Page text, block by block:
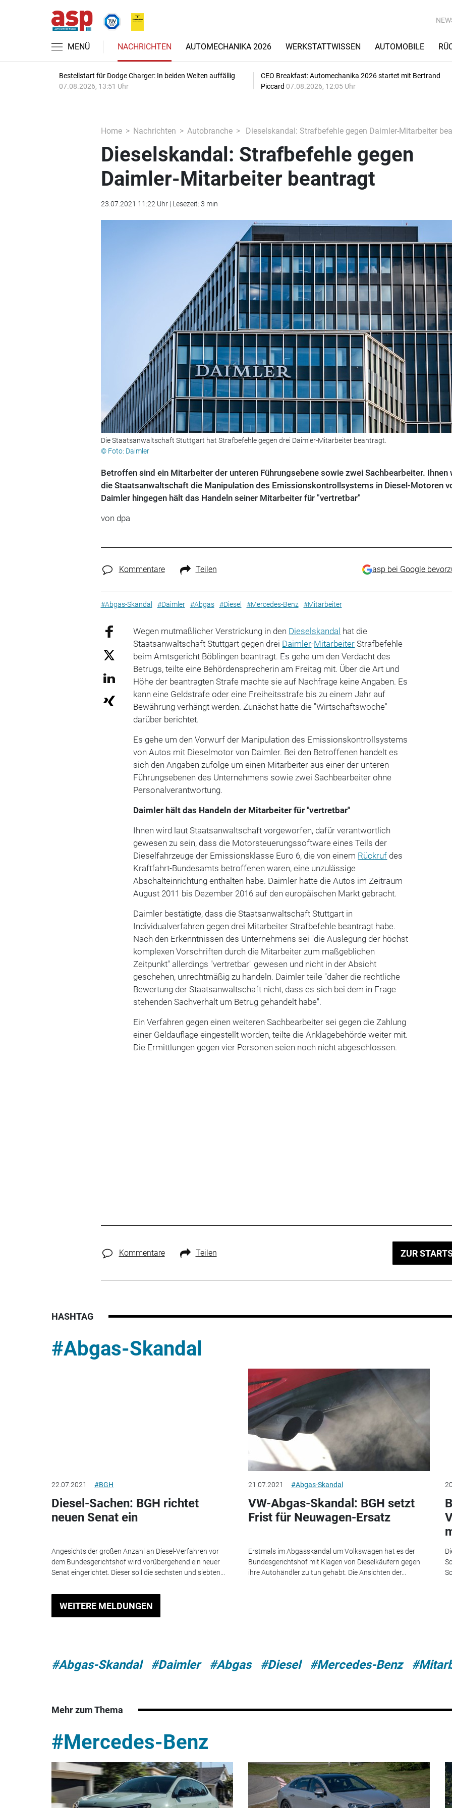
MENÜ NACHRICHTEN AUTOMECHANIKA 2026 WERKSTATTWISSEN AUTOMOBILE
Bestellstart für Dodge Charger: In beiden Welten auffällig
07.08.2026, 13:51 Uhr
CEO Breakfast: Automechanika 2026 startet mit Bertrand
Piccard 07.08.2026, 12:05 Uhr
Home Nachrichten Autobranche Dieselskandal: Strafbefehle gegen Daimler-Mitarbeiter
Dieselskandal: Strafbefehle gegen
Daimler-Mitarbeiter beantragt
23.07.2021 11:22 Uhr | Lesezeit: 3 min
Die Staatsanwaltschaft Stuttgart hat Strafbefehle gegen drei Daimler-Mitarbeiter beantragt.
© Foto: Daimler
Betroffen sind ein Mitarbeiter der unteren Führungsebene sowie zwei Sachbearbeiter. Ihnen
die Staatsanwaltschaft die Manipulation des Emissionskontrollsystems in Diesel-Motoren
Daimler hingegen hält das Handeln seiner Mitarbeiter für "vertretbar"
von dpa
Kommentare Teilen asp bei Google
#Abgas-Skandal #Daimler #Abgas #Diesel #Mercedes-Benz #Mitarbeiter
Wegen mutmaßlicher Verstrickung in den Dieselskandal hat die
Staatsanwaltschaft Stuttgart gegen drei Daimler-Mitarbeiter Strafbefehle
beim Amtsgericht Böblingen beantragt. Es gehe um den Verdacht des
Betrugs, teilte eine Behördensprecherin am Freitag mit. Über die Art und
Höhe der beantragten Strafe machte sie auf Nachfrage keine Angaben. Es
kann eine Geldstrafe oder eine Freiheitsstrafe bis zu einem Jahr auf
Bewährung verhängt werden. Zunächst hatte die "Wirtschaftswoche"
darüber berichtet.
Es gehe um den Vorwurf der Manipulation des Emissionskontrollsystems
von Autos mit Dieselmotor von Daimler. Bei den Betroffenen handelt es
sich den Angaben zufolge um einen Mitarbeiter aus einer der unteren
Führungsebenen des Unternehmens sowie zwei Sachbearbeiter ohne
Personalverantwortung.
Daimler hält das Handeln der Mitarbeiter für "vertretbar"
Ihnen wird laut Staatsanwaltschaft vorgeworfen, dafür verantwortlich
gewesen zu sein, dass die Motorsteuerungssoftware eines Teils der
Dieselfahrzeuge der Emissionsklasse Euro 6, die von einem Rückruf des
Kraftfahrt-Bundesamts betroffenen waren, eine unzulässige
Abschalteinrichtung enthalten habe. Daimler hatte die Autos im Zeitraum
August 2011 bis Dezember 2016 auf den europäischen Markt gebracht.
Daimler bestätigte, dass die Staatsanwaltschaft Stuttgart in
Individualverfahren gegen drei Mitarbeiter Strafbefehle beantragt habe.
Nach den Erkenntnissen des Unternehmens sei "die Auslegung der höchst
komplexen Vorschriften durch die Mitarbeiter zum maßgeblichen
Zeitpunkt" allerdings "vertretbar" gewesen und nicht in der Absicht
geschehen, unrechtmäßig zu handeln. Daimler teile "daher die rechtliche
Bewertung der Staatsanwaltschaft nicht, dass es sich bei dem in Frage
stehenden Sachverhalt um Betrug gehandelt habe".
Ein Verfahren gegen einen weiteren Sachbearbeiter sei gegen die Zahlung
einer Geldauflage eingestellt worden, teilte die Anklagebehörde weiter mit.
Die Ermittlungen gegen vier Personen seien noch nicht abgeschlossen.
Kommentare Teilen ZUR
HASHTAG
#Abgas-Skandal
22.07.2021 #BGH
Diesel-Sachen: BGH richtet
neuen Senat ein
Angesichts der großen Anzahl an Diesel-Verfahren vor
dem Bundesgerichtshof wird vorübergehend ein neuer
Senat eingerichtet. Dieser soll die sechsten und siebten...
21.07.2021 #Abgas-Skandal
VW-Abgas-Skandal: BGH setzt
Frist für Neuwagen-Ersatz
Erstmals im Abgasskandal um Volkswagen hat es der
Bundesgerichtshof mit Klagen von Dieselkäufern gegen
ihre Autohändler zu tun gehabt. Die Ansichten der...
WEITERE MELDUNGEN
#Abgas-Skandal #Daimler #Abgas #Diesel #Mercedes-Benz
Mehr zum Thema
#Mercedes-Benz